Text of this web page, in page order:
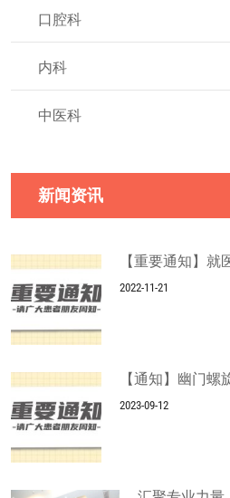
口腔科
内科
中医科
新闻资讯
【重要通知】就
2022-11-21
【通知】幽门螺
2023-09-12